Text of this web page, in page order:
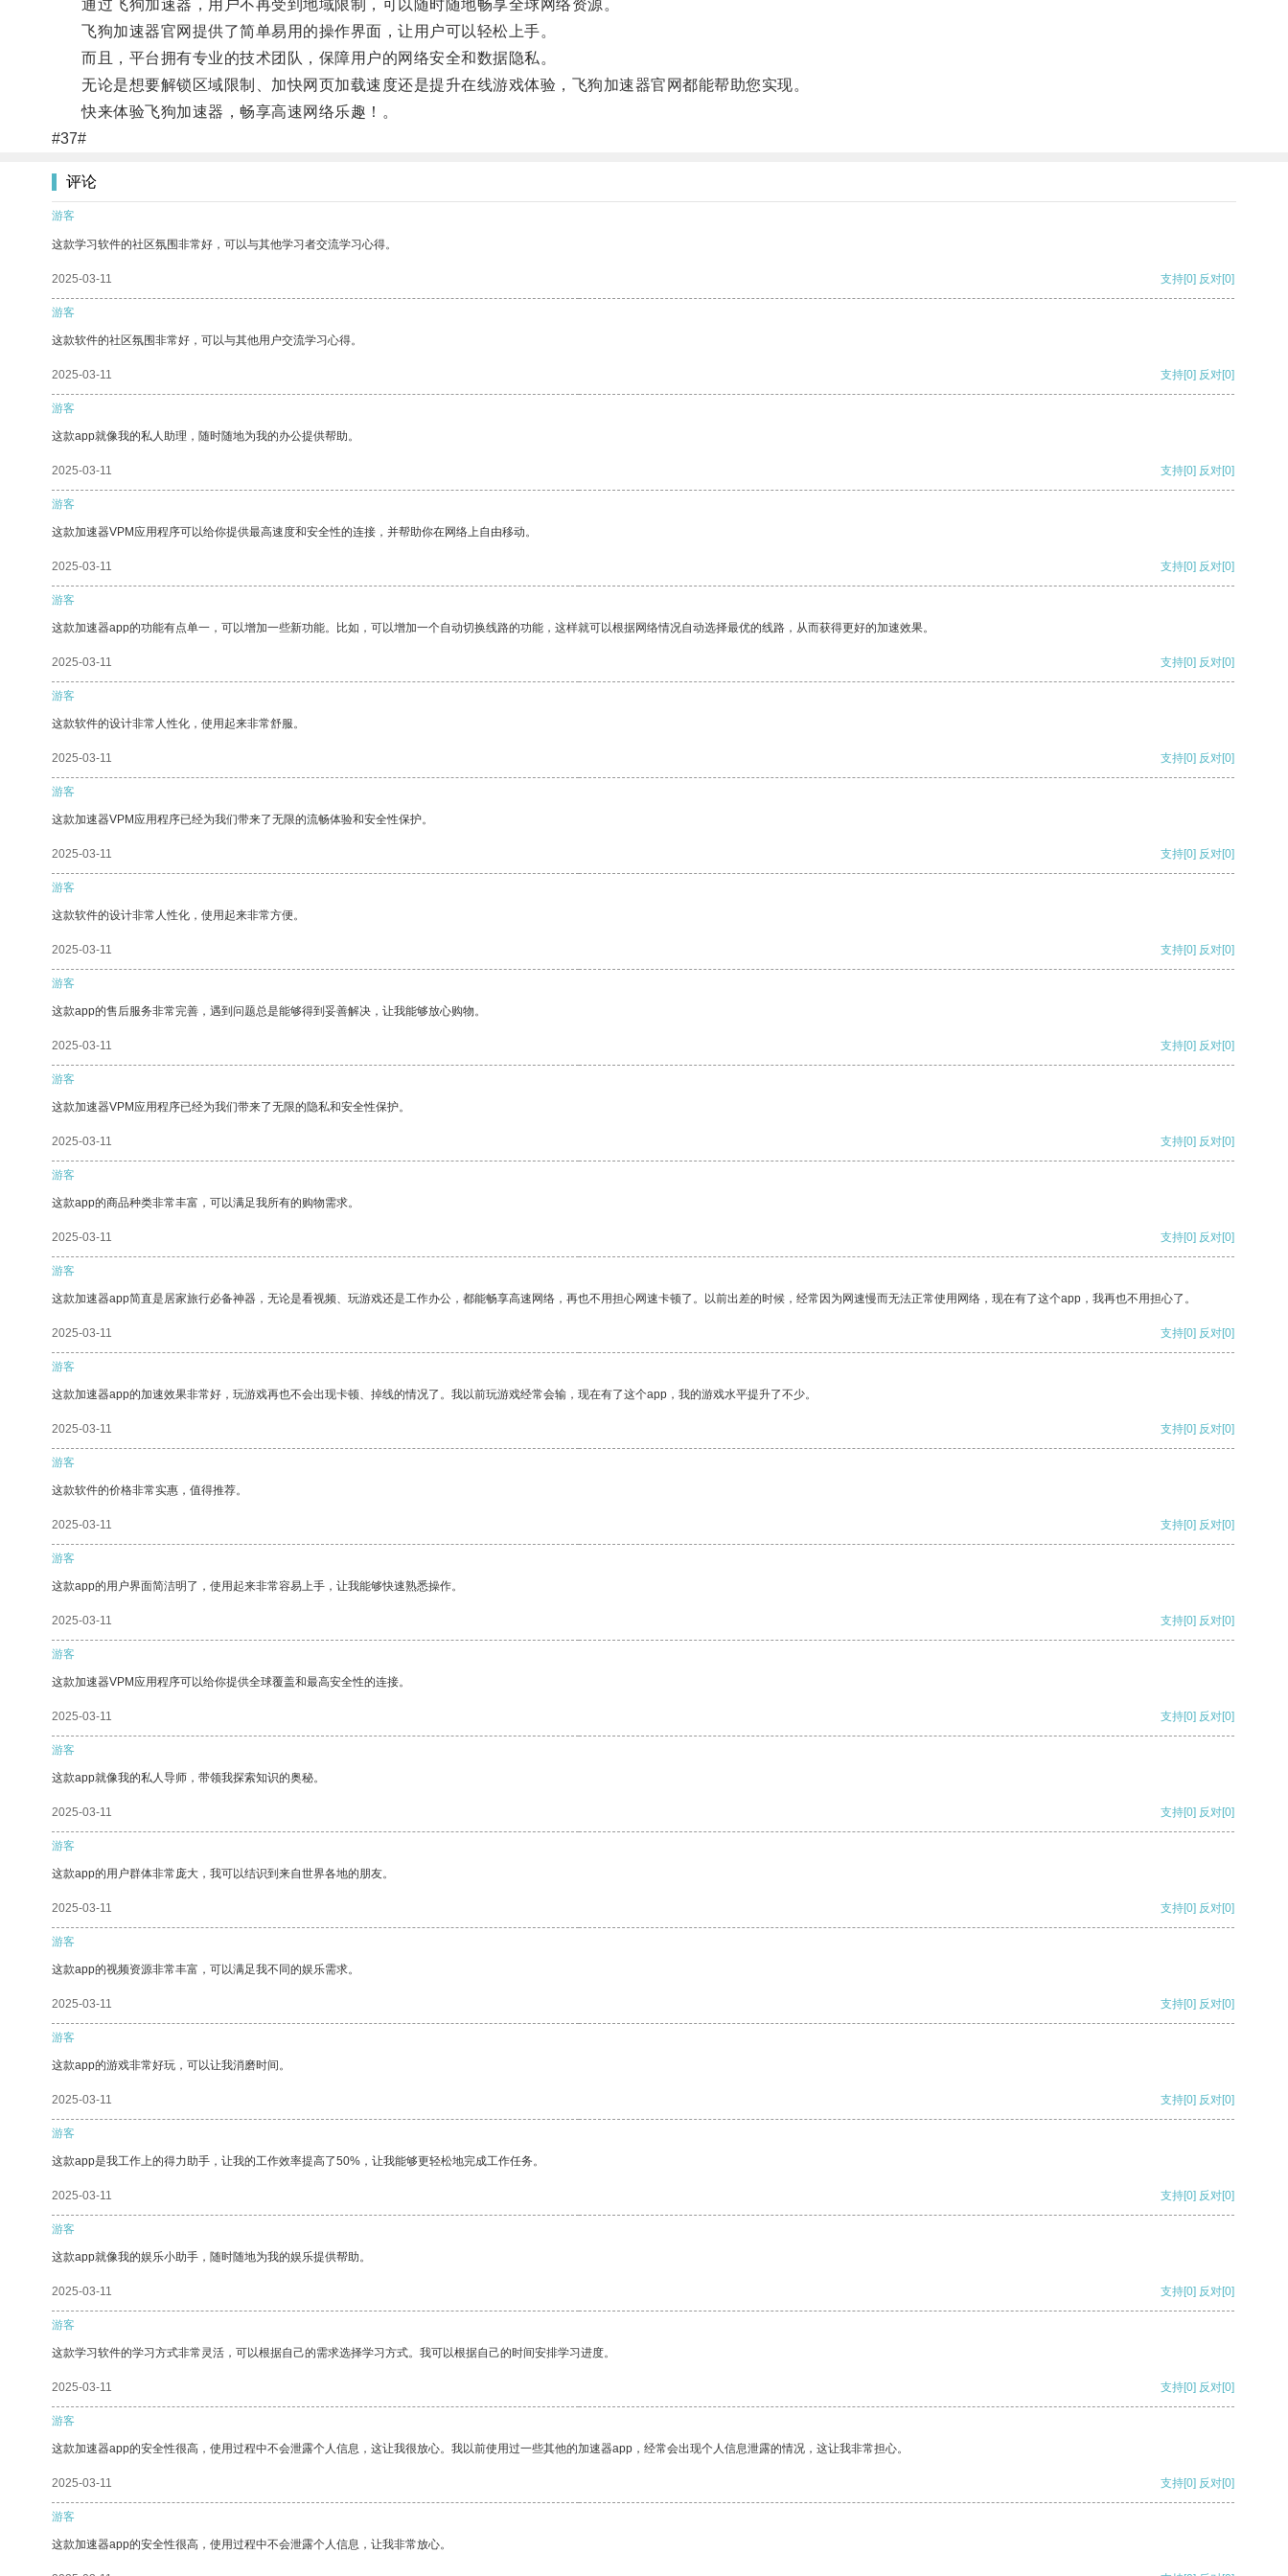
通过飞狗加速器，用户不再受到地域限制，可以随时随地畅享全球网络资源。
飞狗加速器官网提供了简单易用的操作界面，让用户可以轻松上手。
而且，平台拥有专业的技术团队，保障用户的网络安全和数据隐私。
无论是想要解锁区域限制、加快网页加载速度还是提升在线游戏体验，飞狗加速器官网都能帮助您实现。
快来体验飞狗加速器，畅享高速网络乐趣！。
#37#
评论
游客
这款学习软件的社区氛围非常好，可以与其他学习者交流学习心得。
2025-03-11 支持[0] 反对[0]
游客
这款软件的社区氛围非常好，可以与其他用户交流学习心得。
2025-03-11 支持[0] 反对[0]
游客
这款app就像我的私人助理，随时随地为我的办公提供帮助。
2025-03-11 支持[0] 反对[0]
游客
这款加速器VPM应用程序可以给你提供最高速度和安全性的连接，并帮助你在网络上自由移动。
2025-03-11 支持[0] 反对[0]
游客
这款加速器app的功能有点单一，可以增加一些新功能。比如，可以增加一个自动切换线路的功能，这样就可以根据网络情况自动选择最优的线路，从而获得更好的加速效果。
2025-03-11 支持[0] 反对[0]
游客
这款软件的设计非常人性化，使用起来非常舒服。
2025-03-11 支持[0] 反对[0]
游客
这款加速器VPM应用程序已经为我们带来了无限的流畅体验和安全性保护。
2025-03-11 支持[0] 反对[0]
游客
这款软件的设计非常人性化，使用起来非常方便。
2025-03-11 支持[0] 反对[0]
游客
这款app的售后服务非常完善，遇到问题总是能够得到妥善解决，让我能够放心购物。
2025-03-11 支持[0] 反对[0]
游客
这款加速器VPM应用程序已经为我们带来了无限的隐私和安全性保护。
2025-03-11 支持[0] 反对[0]
游客
这款app的商品种类非常丰富，可以满足我所有的购物需求。
2025-03-11 支持[0] 反对[0]
游客
这款加速器app简直是居家旅行必备神器，无论是看视频、玩游戏还是工作办公，都能畅享高速网络，再也不用担心网速卡顿了。以前出差的时候，经常因为网速慢而无法正常使用网络，现在有了这个app，我再也不用担心了。
2025-03-11 支持[0] 反对[0]
游客
这款加速器app的加速效果非常好，玩游戏再也不会出现卡顿、掉线的情况了。我以前玩游戏经常会输，现在有了这个app，我的游戏水平提升了不少。
2025-03-11 支持[0] 反对[0]
游客
这款软件的价格非常实惠，值得推荐。
2025-03-11 支持[0] 反对[0]
游客
这款app的用户界面简洁明了，使用起来非常容易上手，让我能够快速熟悉操作。
2025-03-11 支持[0] 反对[0]
游客
这款加速器VPM应用程序可以给你提供全球覆盖和最高安全性的连接。
2025-03-11 支持[0] 反对[0]
游客
这款app就像我的私人导师，带领我探索知识的奥秘。
2025-03-11 支持[0] 反对[0]
游客
这款app的用户群体非常庞大，我可以结识到来自世界各地的朋友。
2025-03-11 支持[0] 反对[0]
游客
这款app的视频资源非常丰富，可以满足我不同的娱乐需求。
2025-03-11 支持[0] 反对[0]
游客
这款app的游戏非常好玩，可以让我消磨时间。
2025-03-11 支持[0] 反对[0]
游客
这款app是我工作上的得力助手，让我的工作效率提高了50%，让我能够更轻松地完成工作任务。
2025-03-11 支持[0] 反对[0]
游客
这款app就像我的娱乐小助手，随时随地为我的娱乐提供帮助。
2025-03-11 支持[0] 反对[0]
游客
这款学习软件的学习方式非常灵活，可以根据自己的需求选择学习方式。我可以根据自己的时间安排学习进度。
2025-03-11 支持[0] 反对[0]
游客
这款加速器app的安全性很高，使用过程中不会泄露个人信息，这让我很放心。我以前使用过一些其他的加速器app，经常会出现个人信息泄露的情况，这让我非常担心。
2025-03-11 支持[0] 反对[0]
游客
这款加速器app的安全性很高，使用过程中不会泄露个人信息，让我非常放心。